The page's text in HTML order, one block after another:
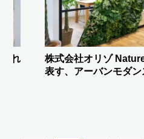
先進性を
株式会社
ージエントラ